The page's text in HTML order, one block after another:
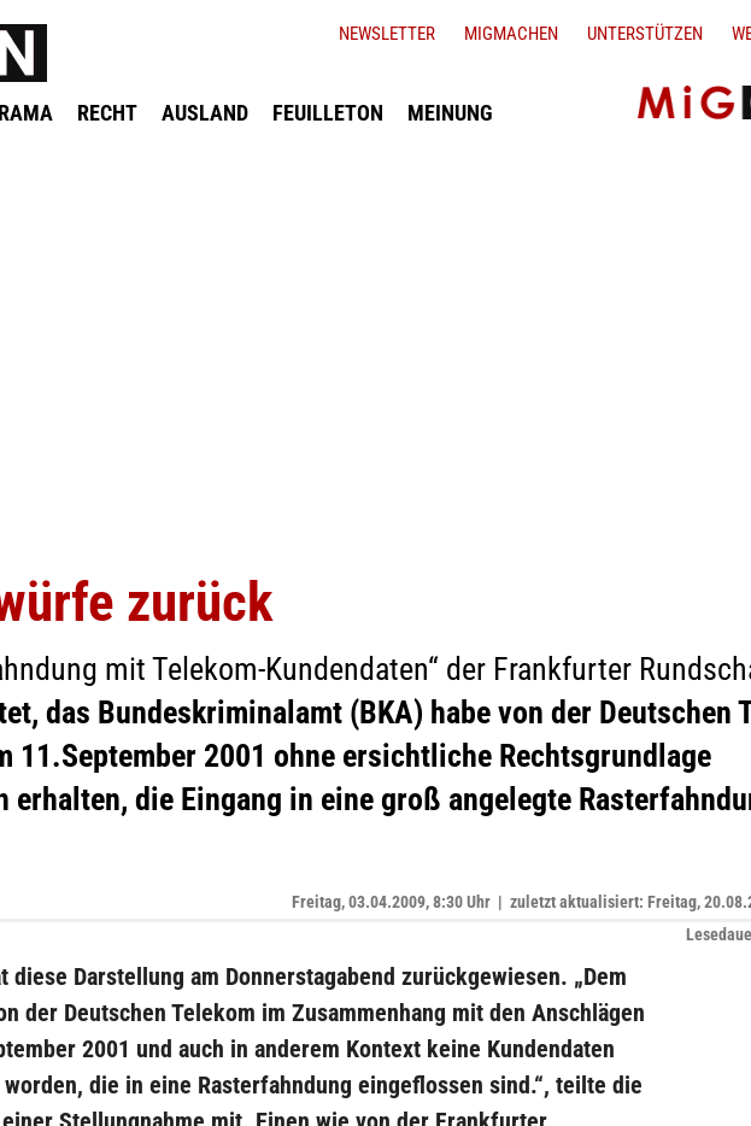
RECHT AUSLAND FEUILLETON MEINUNG
NEWSLETTER MIGMACHEN UNTERSTÜTZEN
zurück
mit Telekom-Kundendaten“ der Frankfurter
das Bundeskriminalamt (BKA) habe von der Deutschen
11.September 2001 ohne ersichtliche Rechtsgrundlage
erhalten, die Eingang in eine groß angelegte
Freitag, 03.04.2009, 8:30 Uhr | zuletzt aktualisiert: Freitag,
diese Darstellung am Donnerstagabend zurückgewiesen. „Dem
der Deutschen Telekom im Zusammenhang mit den Anschlägen
2001 und auch in anderem Kontext keine Kundendaten
die in eine Rasterfahndung eingeflossen sind.“, teilte die